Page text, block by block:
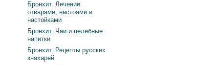
Бронхит. Лечение
отварами, настоями и
настойками
Бронхит. Чаи и целебные
напитки
Бронхит. Рецепты русских
знахарей